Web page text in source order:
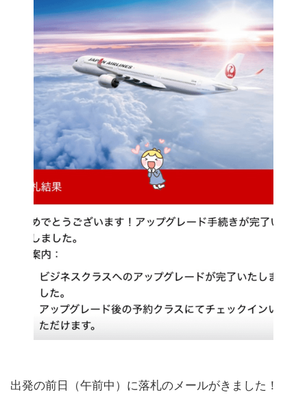
出発の前日（午前中）に落札のメールがきました！